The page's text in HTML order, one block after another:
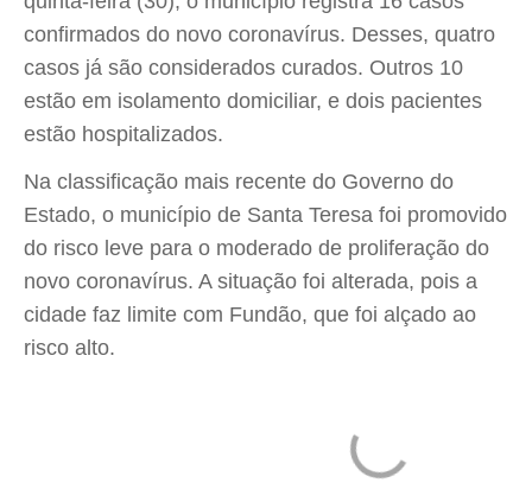
confirmados do novo coronavírus. Desses, quatro
casos já são considerados curados. Outros 10
estão em isolamento domiciliar, e dois pacientes
estão hospitalizados.
Na classificação mais recente do Governo do
Estado, o município de Santa Teresa foi promovido
do risco leve para o moderado de proliferação do
novo coronavírus. A situação foi alterada, pois a
cidade faz limite com Fundão, que foi alçado ao
risco alto.